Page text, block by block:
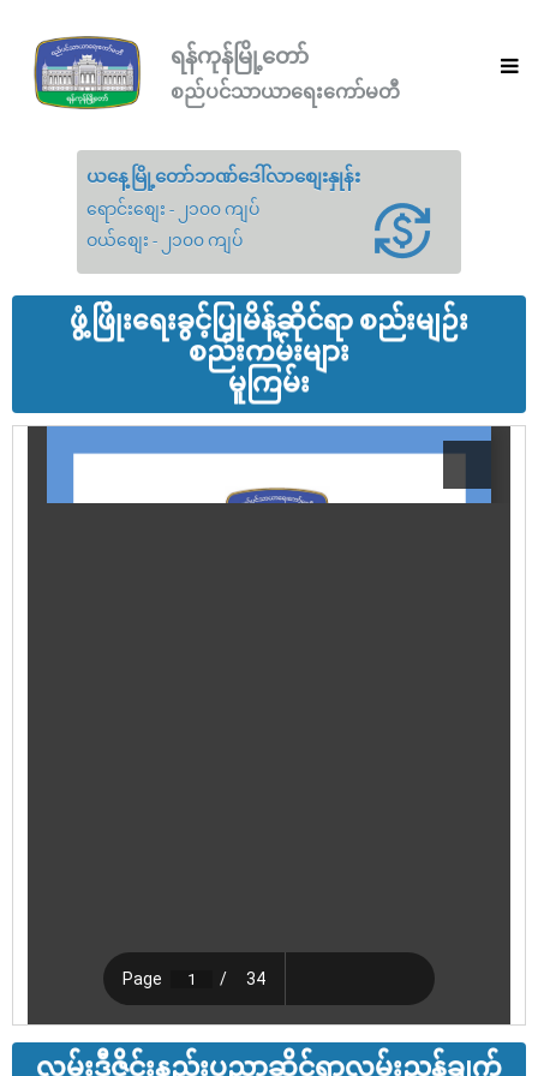
ရန်ကုန်မြို့တော်
စည်ပင်သာယာရေးကော်မတီ
ယနေ့မြို့တော်ဘဏ်ဒေါ်လာစျေးနှုန်း
ရောင်းစျေး - ၂၁၀၀ ကျပ်
ဝယ်စျေး - ၂၁၀၀ ကျပ်
ဖွံ့ဖြိုးရေးခွင့်ပြုမိန့်ဆိုင်ရာ စည်းမျဉ်း
စည်းကမ်းများ
မူကြမ်း
လမ်းဒီဇိုင်းနည်းပညာဆိုင်ရာလမ်းညွှန်ချက်